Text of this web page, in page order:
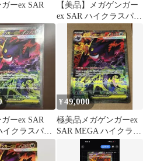
ーex SAR
【美品】メガゲンガー
ex SAR ハイクラスパッ
ク MEGAドリームex
ーex SAR
イクラスパッ
リームex
¥49,000
極美品メガゲンガーex
SAR MEGA ハイクラス
パック MEGAドリーム